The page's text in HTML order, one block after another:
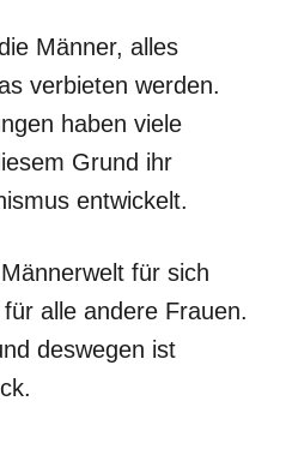
Männer, alles
verbieten werden.
haben viele
Grund ihr
entwickelt.
für sich
alle andere Frauen.
deswegen ist